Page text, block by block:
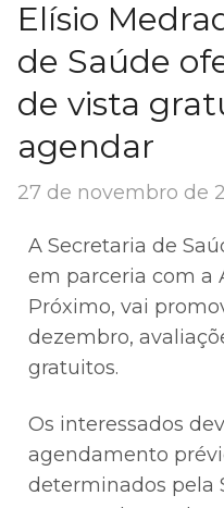
Elísio
de Saúde
de vista
agendar
27 de novembro de
A Secretaria de
em parceria com a
Próximo, vai
dezembro,
gratuitos.
Os interessados
agendamento
determinados pela